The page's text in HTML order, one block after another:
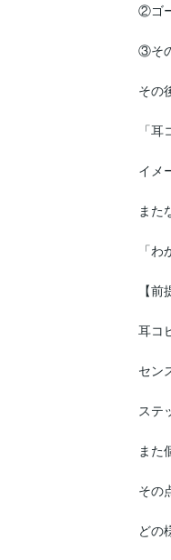
②ゴ
③そ
その
「
イメ
また
「
【前
耳コ
セン
ステ
また
その
どの